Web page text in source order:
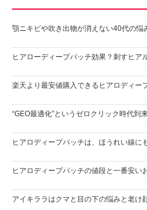
顎ニキビや吹き出物が消えない40代の悩
ヒアローディープパッチ効果？刺すヒア
楽天より最安値購入できるヒアロディー
“GEO最適化”というゼロクリック時代到
ヒアロディープパッチは、ほうれい線に
ヒアロディープパッチの値段と一番安い
アイキララはクマと目の下の悩みと老け